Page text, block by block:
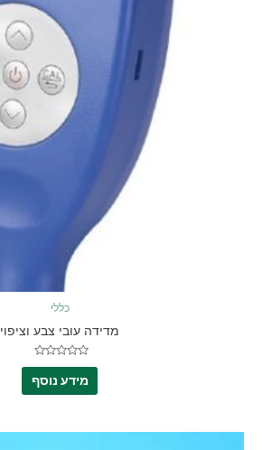
כללי
מדידה עובי צבע וציפוי
דורג
מתוך
5
מידע נוסף